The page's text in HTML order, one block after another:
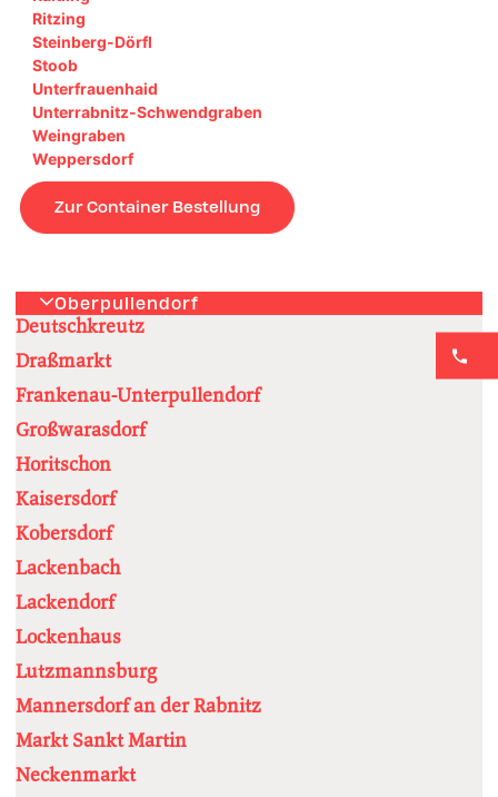
Ritzing
Steinberg-Dörfl
Stoob
Unterfrauenhaid
Unterrabnitz-Schwendgraben
Weingraben
Weppersdorf
Zur Container Bestellung
Oberpullendorf
Deutschkreutz
Draßmarkt
Frankenau-Unterpullendorf
Großwarasdorf
Horitschon
Kaisersdorf
Kobersdorf
Lackenbach
Lackendorf
Lockenhaus
Lutzmannsburg
Mannersdorf an der Rabnitz
Markt Sankt Martin
Neckenmarkt